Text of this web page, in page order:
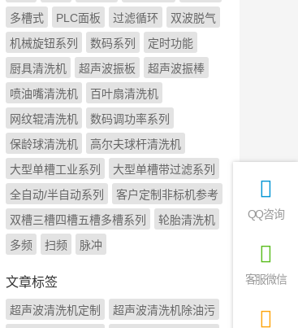
多槽式
PLC面板 过滤循环
双波脱气
机械旋钮系列
数码系列
定时功能
厨具清洗机
超声波振板
超声波振棒
喷油嘴清洗机
百叶扇清洗机
网纹辊清洗机
数码调功率系列
保龄球清洗机
高尔夫球杆清洗机
大型单槽工业系列
大型单槽带过滤系列
全自动/半自动系列
客户定制非标机参考
双槽三槽四槽五槽多槽系列
轮胎清洗机
多频
扫频 脉冲
文章标签
超声波清洗机定制
超声波清洗机除油污
QQ咨询
客服微信